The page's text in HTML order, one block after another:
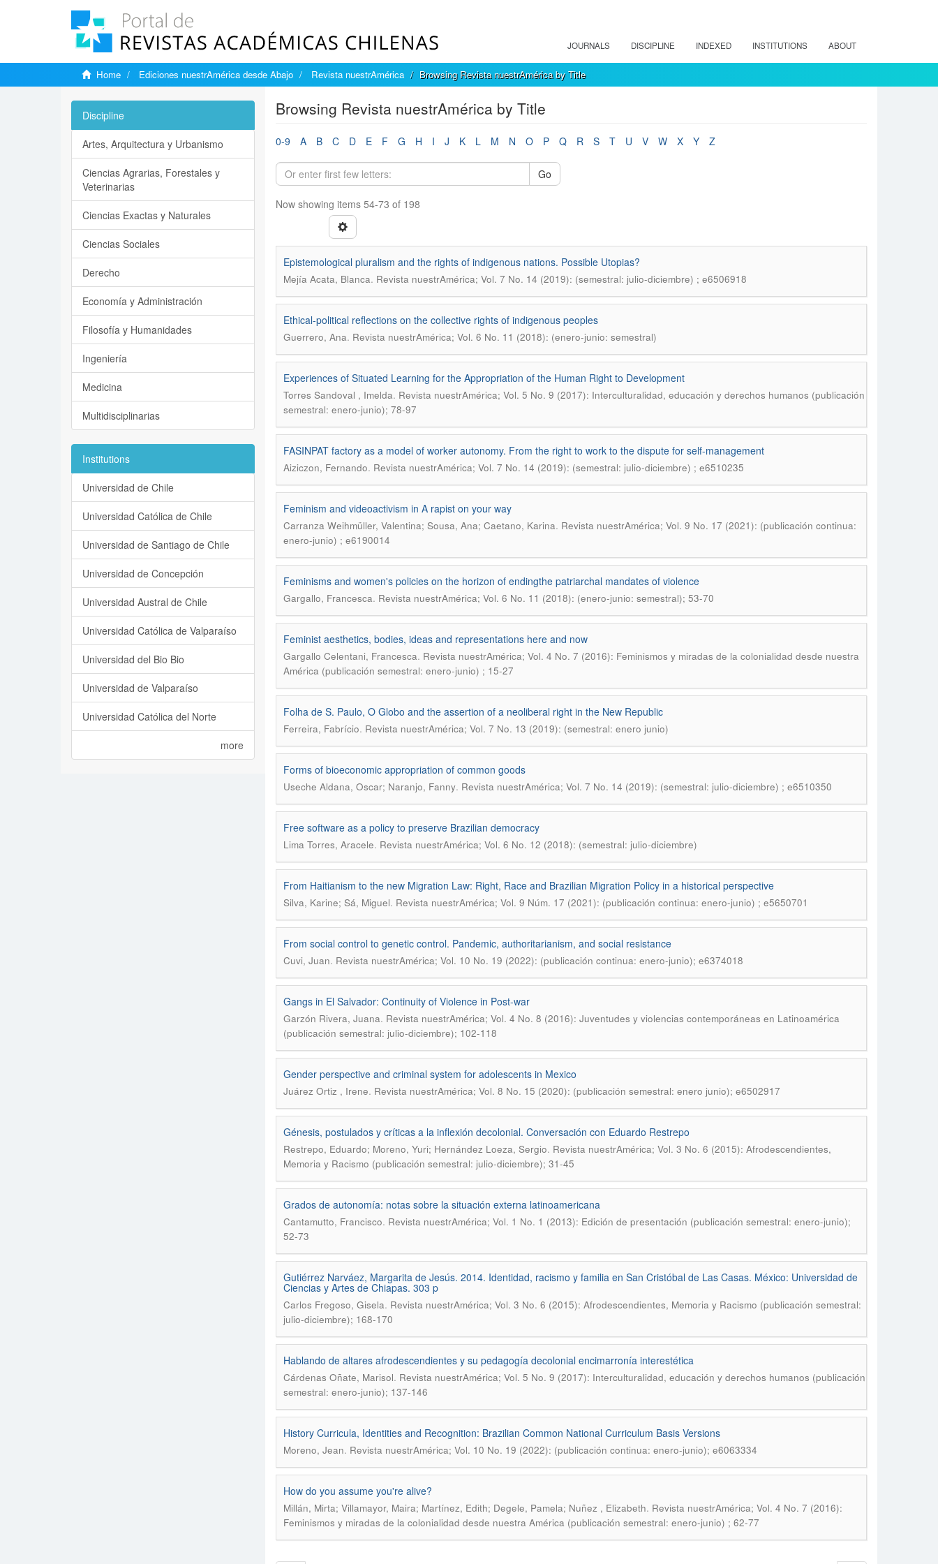
JOURNALS DISCIPLINE INDEXED INSTITUTIONS ABOUT
Home Ediciones nuestrAmérica desde Abajo Revista nuestrAmérica Browsing Revista nuestrAmérica by Title
Browsing Revista nuestrAmérica by Title
0-9 A B C D E F G H I J K L M N O P Q R S T U V W X Y Z
Go
Now showing items 54-73 of 198
Epistemological pluralism and the rights of indigenous nations. Possible Utopias?
Mejía Acata, Blanca. Revista nuestrAmérica; Vol. 7 No. 14 (2019): (semestral: julio-diciembre) ; e6506918
Ethical-political reflections on the collective rights of indigenous peoples
Guerrero, Ana. Revista nuestrAmérica; Vol. 6 No. 11 (2018): (enero-junio: semestral)
Experiences of Situated Learning for the Appropriation of the Human Right to Development
Torres Sandoval , Imelda. Revista nuestrAmérica; Vol. 5 No. 9 (2017): Interculturalidad, educación y derechos humanos (publicación
semestral: enero-junio); 78-97
FASINPAT factory as a model of worker autonomy. From the right to work to the dispute for self-management
Aiziczon, Fernando. Revista nuestrAmérica; Vol. 7 No. 14 (2019): (semestral: julio-diciembre) ; e6510235
Feminism and videoactivism in A rapist on your way
Carranza Weihmüller, Valentina; Sousa, Ana; Caetano, Karina. Revista nuestrAmérica; Vol. 9 No. 17 (2021): (publicación continua:
enero-junio) ; e6190014
Feminisms and women's policies on the horizon of endingthe patriarchal mandates of violence
Gargallo, Francesca. Revista nuestrAmérica; Vol. 6 No. 11 (2018): (enero-junio: semestral); 53-70
Feminist aesthetics, bodies, ideas and representations here and now
Gargallo Celentani, Francesca. Revista nuestrAmérica; Vol. 4 No. 7 (2016): Feminismos y miradas de la colonialidad desde nuestra
América (publicación semestral: enero-junio) ; 15-27
Folha de S. Paulo, O Globo and the assertion of a neoliberal right in the New Republic
Ferreira, Fabrício. Revista nuestrAmérica; Vol. 7 No. 13 (2019): (semestral: enero junio)
Forms of bioeconomic appropriation of common goods
Useche Aldana, Oscar; Naranjo, Fanny. Revista nuestrAmérica; Vol. 7 No. 14 (2019): (semestral: julio-diciembre) ; e6510350
Free software as a policy to preserve Brazilian democracy
Lima Torres, Aracele. Revista nuestrAmérica; Vol. 6 No. 12 (2018): (semestral: julio-diciembre)
From Haitianism to the new Migration Law: Right, Race and Brazilian Migration Policy in a historical perspective
Silva, Karine; Sá, Miguel. Revista nuestrAmérica; Vol. 9 Núm. 17 (2021): (publicación continua: enero-junio) ; e5650701
From social control to genetic control. Pandemic, authoritarianism, and social resistance
Cuvi, Juan. Revista nuestrAmérica; Vol. 10 No. 19 (2022): (publicación continua: enero-junio); e6374018
Gangs in El Salvador: Continuity of Violence in Post-war
Garzón Rivera, Juana. Revista nuestrAmérica; Vol. 4 No. 8 (2016): Juventudes y violencias contemporáneas en Latinoamérica
(publicación semestral: julio-diciembre); 102-118
Gender perspective and criminal system for adolescents in Mexico
Juárez Ortiz , Irene. Revista nuestrAmérica; Vol. 8 No. 15 (2020): (publicación semestral: enero junio); e6502917
Génesis, postulados y críticas a la inflexión decolonial. Conversación con Eduardo Restrepo
Restrepo, Eduardo; Moreno, Yuri; Hernández Loeza, Sergio. Revista nuestrAmérica; Vol. 3 No. 6 (2015): Afrodescendientes,
Memoria y Racismo (publicación semestral: julio-diciembre); 31-45
Grados de autonomía: notas sobre la situación externa latinoamericana
Cantamutto, Francisco. Revista nuestrAmérica; Vol. 1 No. 1 (2013): Edición de presentación (publicación semestral: enero-junio);
52-73
Gutiérrez Narváez, Margarita de Jesús. 2014. Identidad, racismo y familia en San Cristóbal de Las Casas. México: Universidad de
Ciencias y Artes de Chiapas. 303 p
Carlos Fregoso, Gisela. Revista nuestrAmérica; Vol. 3 No. 6 (2015): Afrodescendientes, Memoria y Racismo (publicación semestral:
julio-diciembre); 168-170
Hablando de altares afrodescendientes y su pedagogía decolonial encimarronía interestética
Cárdenas Oñate, Marisol. Revista nuestrAmérica; Vol. 5 No. 9 (2017): Interculturalidad, educación y derechos humanos (publicación
semestral: enero-junio); 137-146
History Curricula, Identities and Recognition: Brazilian Common National Curriculum Basis Versions
Moreno, Jean. Revista nuestrAmérica; Vol. 10 No. 19 (2022): (publicación continua: enero-junio); e6063334
How do you assume you're alive?
Millán, Mirta; Villamayor, Maira; Martínez, Edith; Degele, Pamela; Nuñez , Elizabeth. Revista nuestrAmérica; Vol. 4 No. 7 (2016):
Feminismos y miradas de la colonialidad desde nuestra América (publicación semestral: enero-junio) ; 62-77
Discipline
Artes, Arquitectura y Urbanismo
Ciencias Agrarias, Forestales y
Veterinarias
Ciencias Exactas y Naturales
Ciencias Sociales
Derecho
Economía y Administración
Filosofía y Humanidades
Ingeniería
Medicina
Multidisciplinarias
Institutions
Universidad de Chile
Universidad Católica de Chile
Universidad de Santiago de Chile
Universidad de Concepción
Universidad Austral de Chile
Universidad Católica de Valparaíso
Universidad del Bio Bio
Universidad de Valparaíso
Universidad Católica del Norte
more